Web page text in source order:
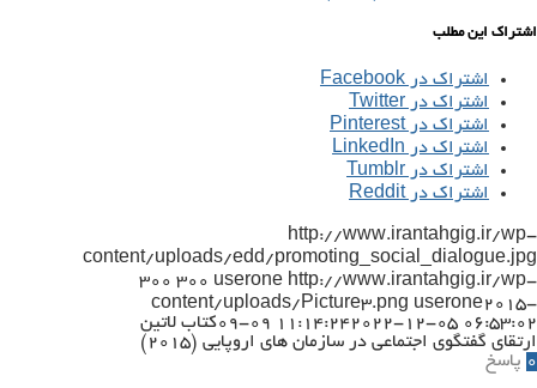
اشتراک این مطلب
اشتراک در Facebook
اشتراک در Twitter
اشتراک در Pinterest
اشتراک در LinkedIn
اشتراک در Tumblr
اشتراک در Reddit
http://www.irantahgig.ir/wp-
content/uploads/edd/promoting_social_dialogue.jpg
300 300 userone http://www.irantahgig.ir/wp-
content/uploads/Picture3.png userone2015-
09-09 11:14:242022-12-05 06:53:02
کتاب لاتین
ارتقای گفتگوی اجتماعی در سازمان های اروپایی (۲۰۱۵)
0 پاسخ